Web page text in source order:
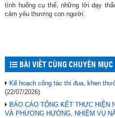
tình huống cụ thể, những lời dạy
cảm yêu thương con người.
BÀI VIẾT CÙNG CHUYÊN MỤC
Kế hoạch công tác thi đua, khen
(22/07/2026)
BÁO CÁO TỔNG KẾT THỰC HIỆN
VÀ PHƯƠNG HƯỚNG, NHIỆM VỤ